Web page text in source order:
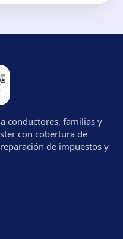
conductores, familias y
con cobertura de
de impuestos y